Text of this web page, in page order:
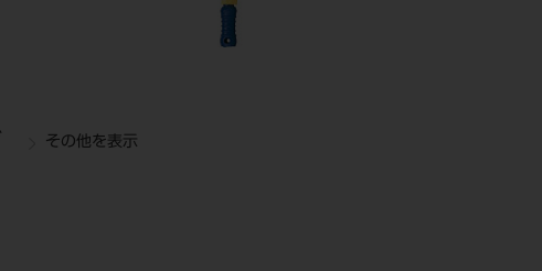
その他を表示